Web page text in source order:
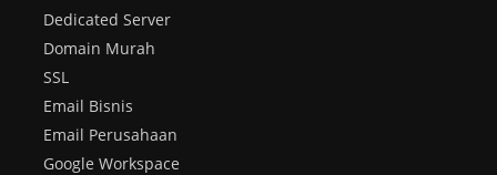
Dedicated Server
Domain Murah
SSL
Email Bisnis
Email Perusahaan
Google Workspace